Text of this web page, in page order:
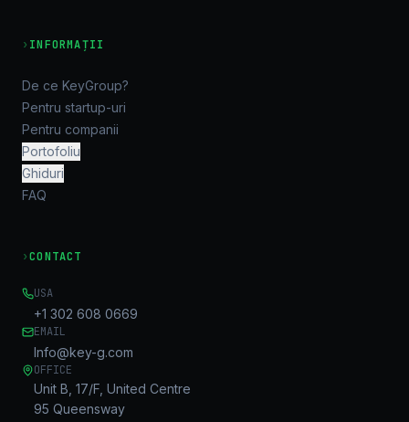
› INFORMAȚII
De ce KeyGroup?
Pentru startup-uri
Pentru companii
Portofoliu
Ghiduri
FAQ
›CONTACT
USA
+1 302 608 0669
EMAIL
Info@key-g.com
OFFICE
Unit B, 17/F, United Centre
95 Queensway